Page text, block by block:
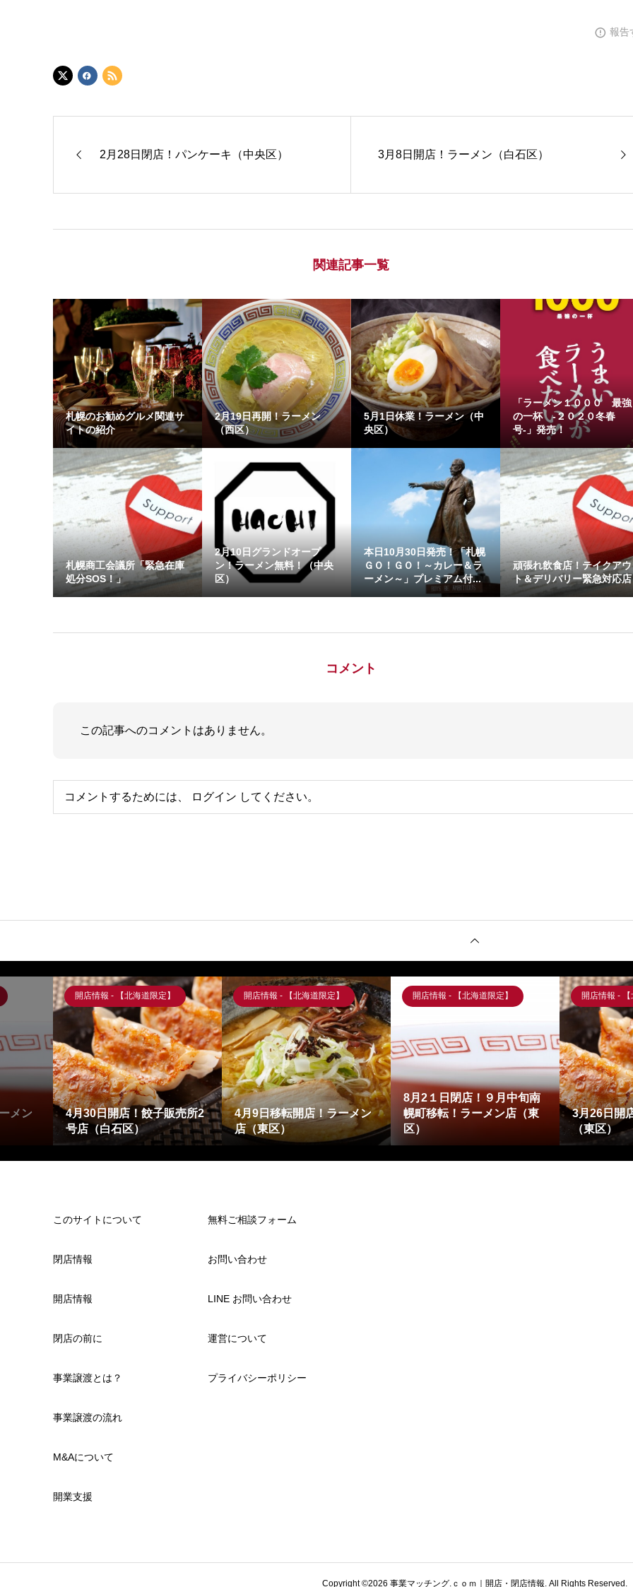
報告
2月28日閉店！パンケーキ（中央区） 3月8日開店！ラーメン（白石区）
関連記事一覧
札幌のお勧めグルメ関連サ
イトの紹介
2月19日再開！ラーメン
（西区）
5月1日休業！ラーメン（中
央区）
「ラーメン１０００ 最強
の一杯 -２０２０冬春
号-」発売！
札幌商工会議所「緊急在庫
処分SOS！」
2月10日グランドオープ
ン！ラーメン無料！（中央
区）
本日10月30日発売！「札幌
ＧＯ！ＧＯ！～カレー＆ラ
ーメン～」プレミアム付...
頑張れ飲食店！テイクアウ
ト＆デリバリー緊急対応店
コメント
この記事へのコメントはありません。
コメントするためには、 ログイン してください。
メン
開店情報 - 【北海道限定】
4月30日開店！餃子販売所2
号店（白石区）
開店情報 - 【北海道限定】
4月9日移転開店！ラーメン
店（東区）
開店情報 - 【北海道限定】
8月2１日閉店！９月中旬南
幌町移転！ラーメン店（東
区）
開店情報 -
3月26日開
（東区）
このサイトについて
閉店情報
開店情報
閉店の前に
事業譲渡とは？
事業譲渡の流れ
M&Aについて
開業支援
無料ご相談フォーム
お問い合わせ
LINE お問い合わせ
運営について
プライバシーポリシー
Copyright ©2026 事業マッチング.ｃｏｍ｜開店・閉店情報. All Rights Reserved.